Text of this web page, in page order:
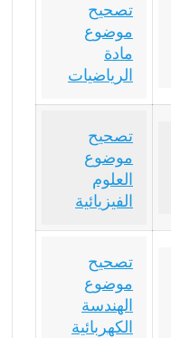
تصحيح
موضوع
مادة
الرياضيات
تصحيح
موضوع
العلوم
الفيزيائية
تصحيح
موضوع
الهندسة
الكهربائية